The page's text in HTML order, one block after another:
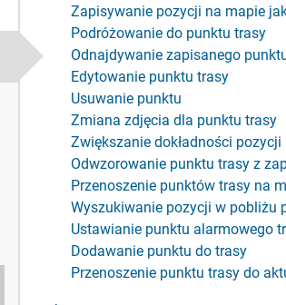
Zapisywanie pozycji na mapie
Podróżowanie do punktu trasy
Odnajdywanie zapisanego
Edytowanie punktu trasy
Usuwanie punktu
Zmiana zdjęcia dla punktu trasy
Zwiększanie dokładności
Odwzorowanie punktu trasy z
Przenoszenie punktów trasy na
Wyszukiwanie pozycji w pobliżu
Ustawianie punktu alarmowego
Dodawanie punktu do trasy
Przenoszenie punktu trasy do